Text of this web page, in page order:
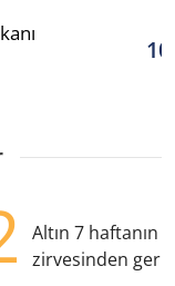
Altın 7 haftanın
zirvesinden